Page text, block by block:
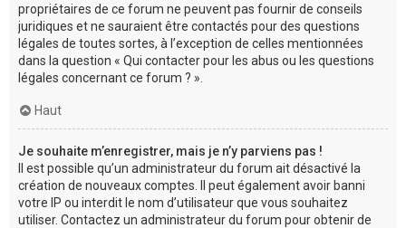
propriétaires de ce forum ne peuvent pas fournir de conseils
juridiques et ne sauraient être contactés pour des questions
légales de toutes sortes, à l’exception de celles mentionnées
dans la question « Qui contacter pour les abus ou les questions
légales concernant ce forum ? ».
Haut
Je souhaite m’enregistrer, mais je n’y parviens pas !
Il est possible qu’un administrateur du forum ait désactivé la
création de nouveaux comptes. Il peut également avoir banni
votre IP ou interdit le nom d’utilisateur que vous souhaitez
utiliser. Contactez un administrateur du forum pour obtenir de